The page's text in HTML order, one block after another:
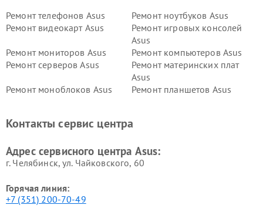
Ремонт телефонов Asus
Ремонт ноутбуков Asus
Ремонт видеокарт Asus
Ремонт игровых консолей
Asus
Ремонт мониторов Asus
Ремонт компьютеров Asus
Ремонт серверов Asus
Ремонт материнских плат
Asus
Ремонт моноблоков Asus
Ремонт планшетов Asus
Контакты сервис центра
Адрес сервисного центра Asus:
г. Челябинск, ул. Чайковского, 60
Горячая линия:
+7 (351) 200-70-49